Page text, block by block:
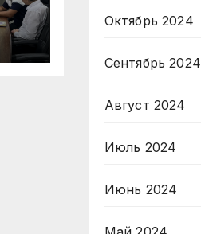
Октябрь 2024
Сентябрь 2024
Август 2024
Июль 2024
Июнь 2024